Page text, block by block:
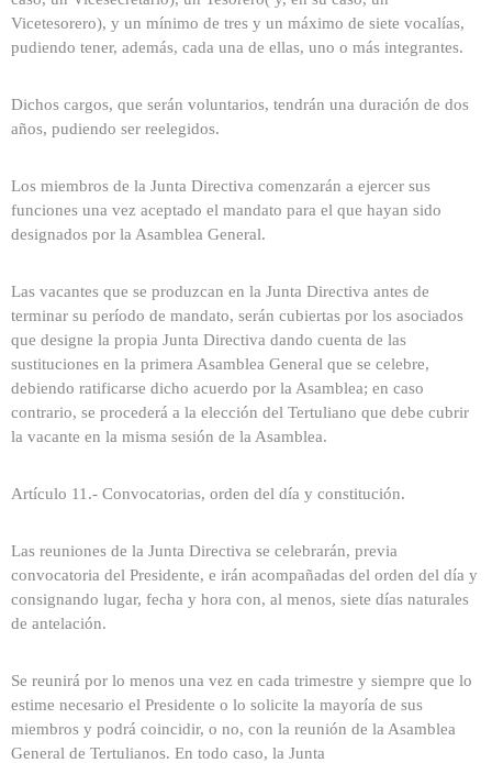
Vicetesorero), y un mínimo de tres y un máximo de siete vocalías,
pudiendo tener, además, cada una de ellas, uno o más integrantes.
Dichos cargos, que serán voluntarios, tendrán una duración de dos
años, pudiendo ser reelegidos.
Los miembros de la Junta Directiva comenzarán a ejercer sus
funciones una vez aceptado el mandato para el que hayan sido
designados por la Asamblea General.
Las vacantes que se produzcan en la Junta Directiva antes de
terminar su período de mandato, serán cubiertas por los asociados
que designe la propia Junta Directiva dando cuenta de las
sustituciones en la primera Asamblea General que se celebre,
debiendo ratificarse dicho acuerdo por la Asamblea; en caso
contrario, se procederá a la elección del Tertuliano que debe cubrir
la vacante en la misma sesión de la Asamblea.
Artículo 11.- Convocatorias, orden del día y constitución.
Las reuniones de la Junta Directiva se celebrarán, previa
convocatoria del Presidente, e irán acompañadas del orden del día y
consignando lugar, fecha y hora con, al menos, siete días naturales
de antelación.
Se reunirá por lo menos una vez en cada trimestre y siempre que lo
estime necesario el Presidente o lo solicite la mayoría de sus
miembros y podrá coincidir, o no, con la reunión de la Asamblea
General de Tertulianos. En todo caso, la Junta